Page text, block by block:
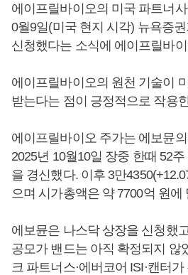
에이프릴바이오의 미국 파트너
0월9일(미국 현지 시각) 뉴욕증
신청했다는 소식에 에이프릴바
에이프릴바이오의 원천 기술이
받는다는 점이 긍정적으로 작용
에이프릴바이오 주가는 에보뮨
2025년 10월10일 장중 한때 52
을 경신했다. 이후 3만
으며 시가총액은 약 7700억 원에
에보뮨은 나스닥 상장을 신청했
공모가 밴드는 아직 확정되지 않
크 파트너스·에버코어 ISI·캔터